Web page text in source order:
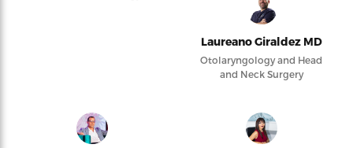
Laureano Giraldez MD
Otolaryngology and Head
and Neck Surgery